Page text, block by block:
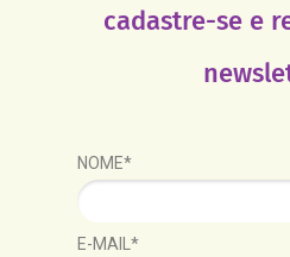
cadastre-se e
NOME*
E-MAIL*